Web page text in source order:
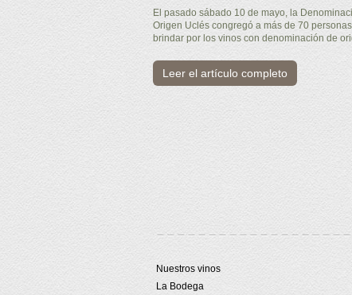
El pasado sábado 10 de mayo, la
Origen Uclés congregó a más de 70
brindar por los vinos con denominación de
Leer el artículo completo
Nuestros vinos
La Bodega